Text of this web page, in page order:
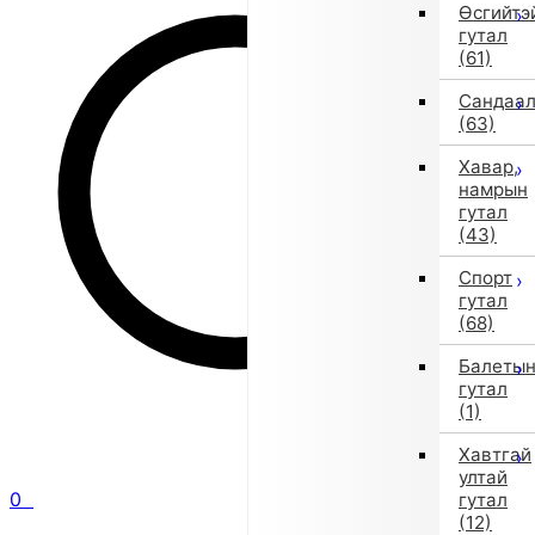
0
гутал
(61)
Сандаал
(63)
Хавар,
намрын
гутал
(43)
Спорт
гутал
(68)
Балетын
гутал
(1)
Хавтгай
ултай
гутал
(12)